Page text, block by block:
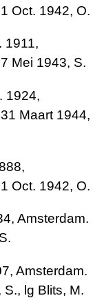
Oct. 1942, O.
1911,
Mei 1943, S.
1924,
Maart 1944,
Oct. 1942, O.
Amsterdam.
Amsterdam.
lg Blits, M.